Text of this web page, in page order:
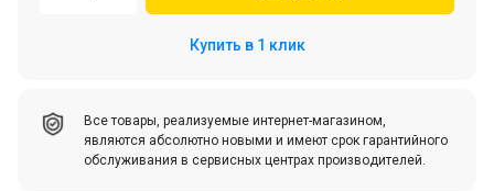
Купить в 1 клик
Все товары, реализуемые интернет-магазином,
являются абсолютно новыми и имеют срок гарантийного
обслуживания в сервисных центрах производителей.